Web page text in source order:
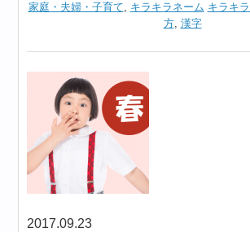
家庭・夫婦・子育て, キラキラネーム キラキ
方, 漢字
2017.09.23